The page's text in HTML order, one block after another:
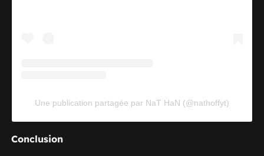
Une publication partagée par NaT HaN (@nathoffyt)
Conclusion